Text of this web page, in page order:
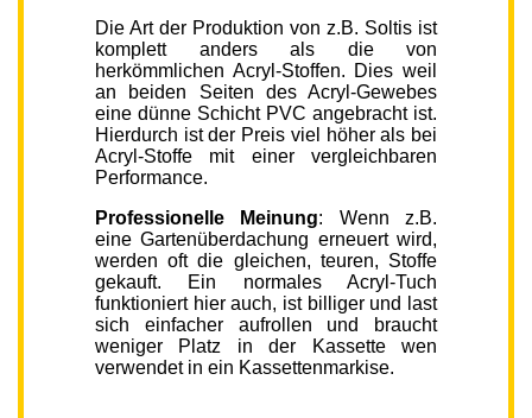
Die Art der Produktion von z.B. Soltis ist
komplett anders als die von
herkömmlichen Acryl-Stoffen. Dies weil
an beiden Seiten des Acryl-Gewebes
eine dünne Schicht PVC angebracht ist.
Hierdurch ist der Preis viel höher als bei
Acryl-Stoffe mit einer vergleichbaren
Performance.
Professionelle Meinung: Wenn z.B.
eine Gartenüberdachung erneuert wird,
werden oft die gleichen, teuren, Stoffe
gekauft. Ein normales Acryl-Tuch
funktioniert hier auch, ist billiger und last
sich einfacher aufrollen und braucht
weniger Platz in der Kassette wen
verwendet in ein Kassettenmarkise.